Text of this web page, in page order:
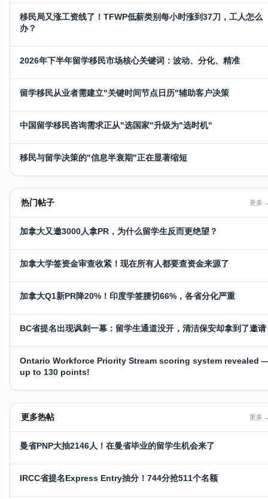
移民局又涨工资线了！TFWP低薪类别每小时涨到37刀，工人怎么
办？
2026年下半年留学移民市场核心关键词：波动、分化、精准
留学移民从业者需建立"关键时间节点日历"辅助客户决策
中国留学移民咨询需求正从"选国家"升级为"选时机"
移民与留学决策的"信息半衰期"正在显著缩短
热门帖子 更多
加拿大又邀3000人拿PR，为什么留学生反而更绝望？
加拿大学签资金审查收紧！现在所有人都要查资金来源了
加拿大Q1新PR降20%！印度学签腰切66%，各省分化严重
BC省提名出现讽刺一幕：留学生通道没开，清洁保安却拿到了邀请
Ontario Workforce Priority Stream scoring system revealed
up to 130 points!
更多热帖 更多
曼省PNP大抽2146人！在曼省毕业的留学生机会来了
IRCC省提名Express Entry抽分！744分抢511个名额